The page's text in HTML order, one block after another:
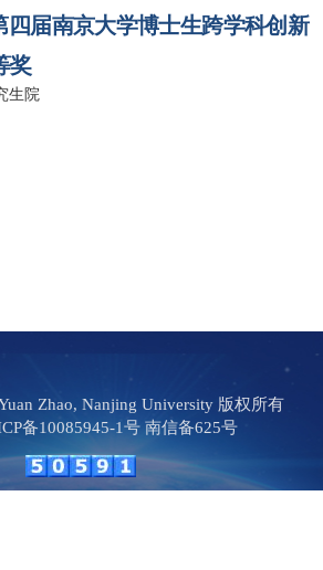
四届南京大学博士生跨学科创新
奖
生院
Zhao, Nanjing University 版权所有
备10085945-1号 南信备625号